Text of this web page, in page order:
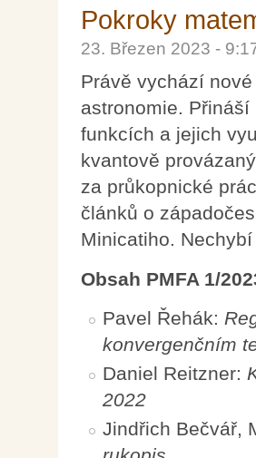
Pokroky
23. Březen 2023 -
Právě vychází
astronomie.
funkcích a jejich
kvantově
za průkopnické
článků o
Minicatiho.
Obsah PMFA 1/
Pavel Řehák:
konvergenčním
Daniel Reitzner:
2022
Jindřich Bečvář,